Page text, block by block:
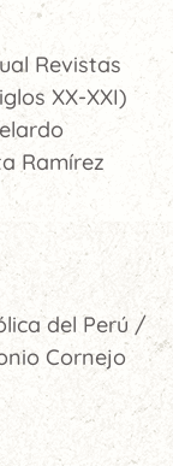
Revistas
XX-XXI)
Ramírez
del Perú /
Cornejo